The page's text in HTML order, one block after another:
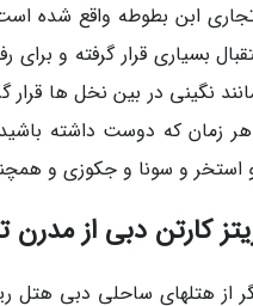
بسیاری قرار گرفته و
نگینی در بین نخل ها
زمان که دوست داشته باشید
استخر و سونا و جکوزی و
کارتن دبی از
از هتلهای ساحلی دبی هتل